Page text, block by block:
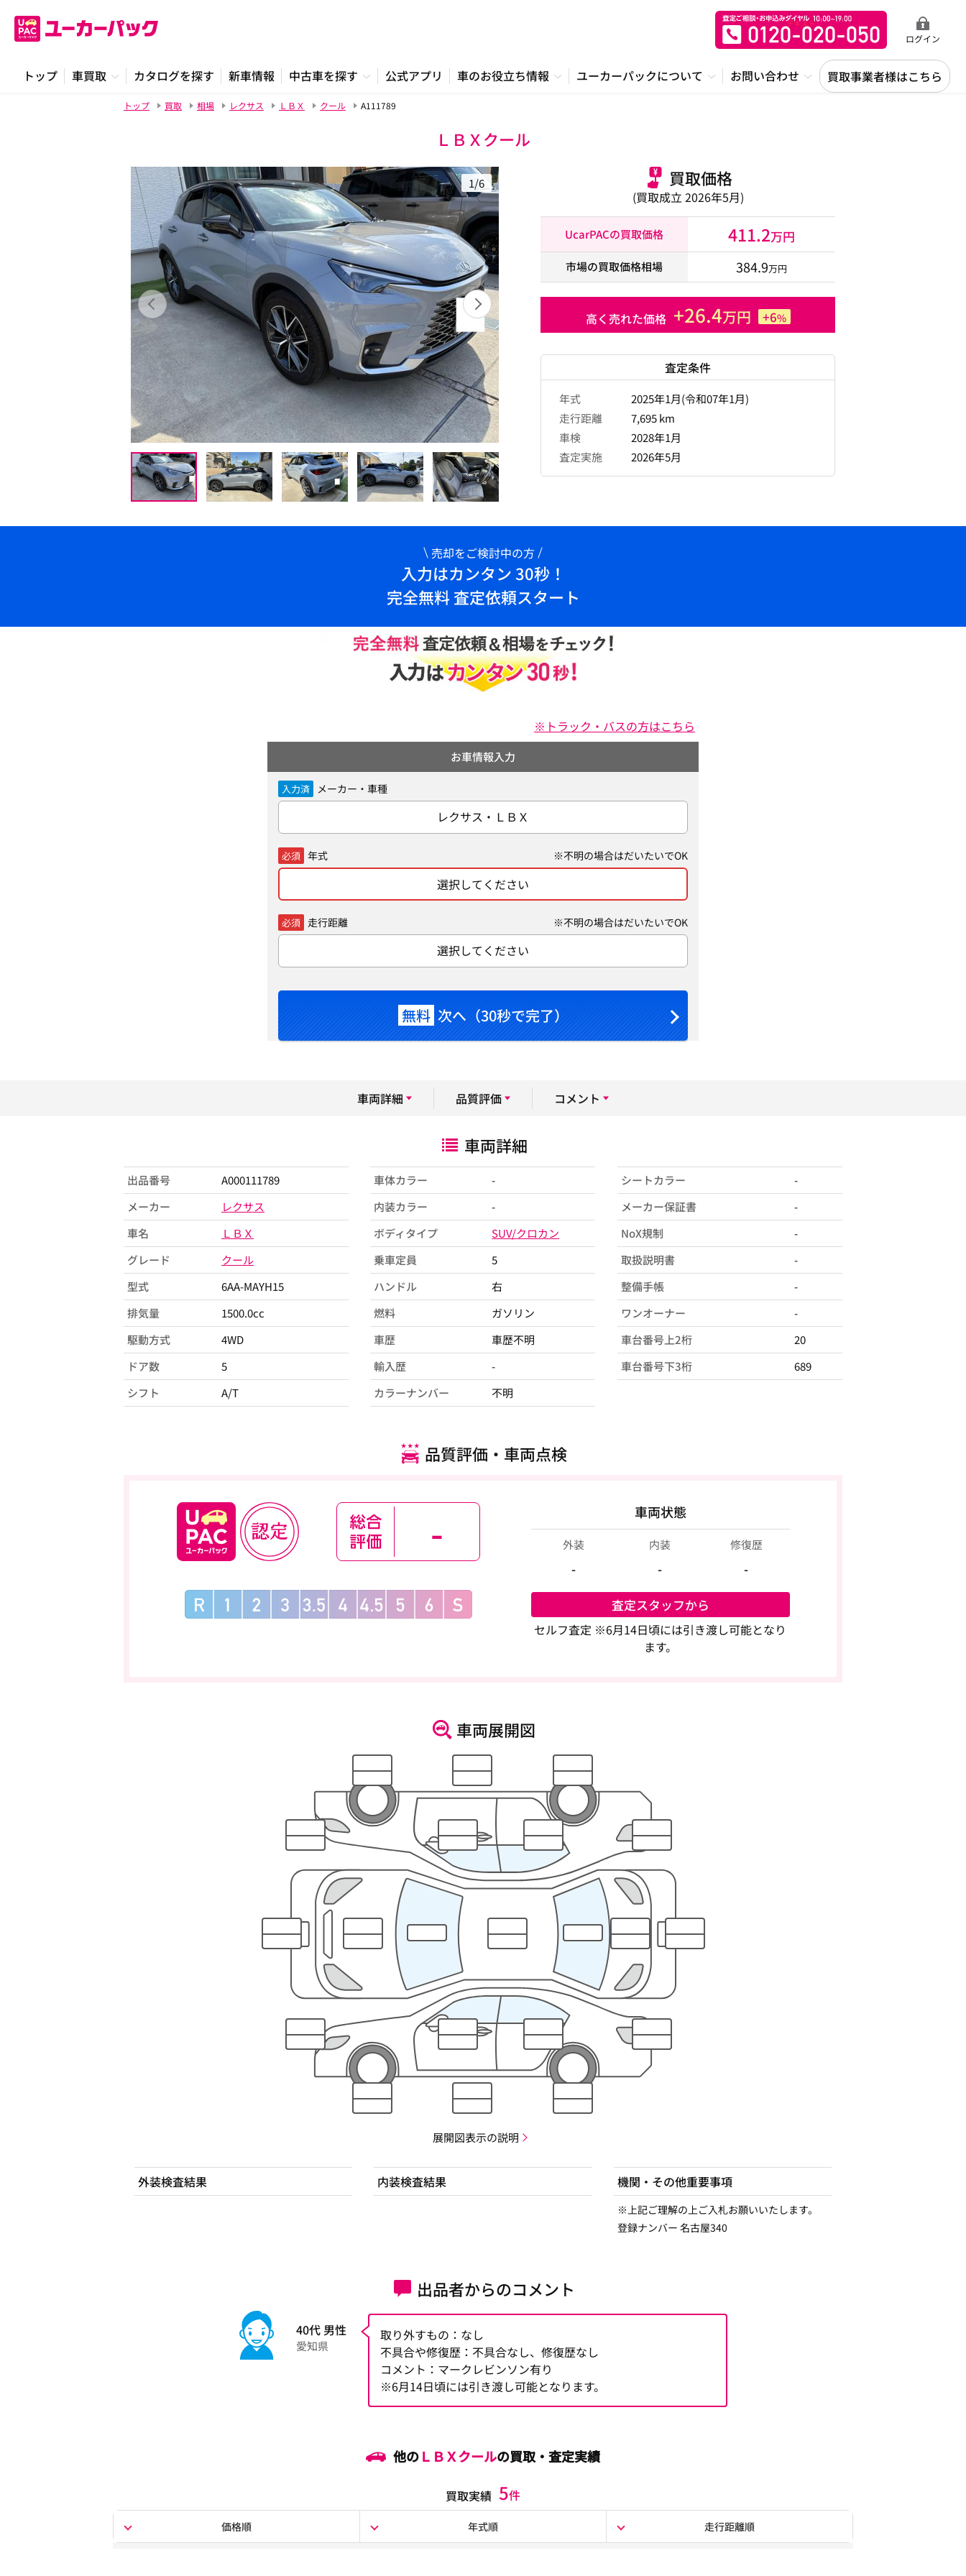
ログイン
トップ 車買取 カタログを探す 新車情報 中古車を探す 公式アプリ 車のお役立ち情報 ユーカーパックについて お問い合わせ 買取事業者様はこちら
トップ 買取 相場 レクサス ＬＢＸ クール A111789
ＬＢＸクール
1/6 買取価格
(買取成立 2026年5月)
UcarPACの買取価格 411.2万円
市場の買取価格相場 384.9万円
高く売れた価格 +26.4万円 +6%
査定条件
年式
2025年1月(令和07年1月)
走行距離
7,695 km
車検
2028年1月
査定実施
2026年5月
売却をご検討中の方
入力はカンタン 30秒！
完全無料 査定依頼スタート
※トラック・バスの方はこちら
お車情報入力
入力済 メーカー・車種
レクサス・ＬＢＸ
必須 年式 ※不明の場合はだいたいでOK
選択してください
必須 走行距離 ※不明の場合はだいたいでOK
選択してください
無料 次へ（30秒で完了）
車両詳細 品質評価 コメント
車両詳細
出品番号
A000111789
メーカー
レクサス
車名
ＬＢＸ
グレード
クール
型式
6AA-MAYH15
排気量
1500.0cc
駆動方式
4WD
ドア数
5
シフト
A/T
車体カラー
-
内装カラー
-
ボディタイプ
SUV/クロカン
乗車定員
5
ハンドル
右
燃料
ガソリン
車歴
車歴不明
輸入歴
-
カラーナンバー
不明
シートカラー
-
メーカー保証書
-
NoX規制
-
取扱説明書
-
整備手帳
-
ワンオーナー
-
車台番号上2桁
20
車台番号下3桁
689
品質評価・車両点検
- 車両状態
外装
-
内装
-
修復歴
-
査定スタッフから
セルフ査定 ※6月14日頃には引き渡し可能となり
ます。
車両展開図
展開図表示の説明
外装検査結果 内装検査結果 機関・その他重要事項
※上記ご理解の上ご入札お願いいたします。
登録ナンバー 名古屋340
出品者からのコメント
40代 男性
愛知県
取り外すもの：なし
不具合や修復歴：不具合なし、修復歴なし
コメント：マークレビンソン有り
※6月14日頃には引き渡し可能となります。
他のＬＢＸクールの買取・査定実績
買取実績 5件
価格順 年式順 走行距離順